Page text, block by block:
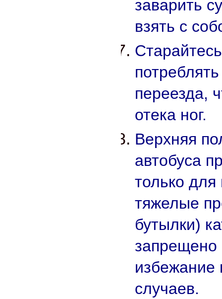
заварить
взять с
переезда,
отека ног.
Верхняя
автобуса
только
тяжелые
бутылки)
запрещено
избежание
случаев.